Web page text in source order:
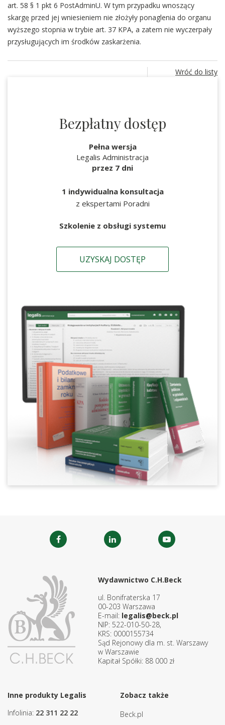
art. 58 § 1 pkt 6 PostAdminU. W tym przypadku wnoszący
skargę przed jej wniesieniem nie złożyły ponaglenia do organu
wyższego stopnia w trybie art. 37 KPA, a zatem nie wyczerpały
przysługujących im środków zaskarżenia.
Wróć do listy
Bezpłatny dostęp
Pełna wersja
Legalis Administracja
przez 7 dni
1 indywidualna konsultacja
z ekspertami Poradni
Szkolenie z obsługi systemu
UZYSKAJ DOSTĘP
Wydawnictwo C.H.Beck
ul. Bonifraterska 17
00-203 Warszawa
E-mail: legalis@beck.pl
NIP: 522-010-50-28,
KRS: 0000155734
Sąd Rejonowy dla m. st. Warszawy
w Warszawie
Kapitał Spółki: 88 000 zł
Inne produkty Legalis
Infolinia: 22 311 22 22
Zobacz także
Beck.pl